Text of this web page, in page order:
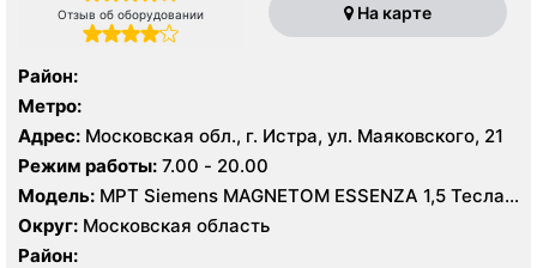
Отзыв об оборудовании На карте
Район:
Метро:
Адрес: Московская обл., г. Истра, ул. Маяковского, 21
Режим работы: 7.00 - 20.00
Модель: МРТ Siemens MAGNETOM ESSENZA 1,5 Тесла,
КТ Siemens SOMATOM Scope 16 срезов, УЗИ
Округ: Московская область
Район: